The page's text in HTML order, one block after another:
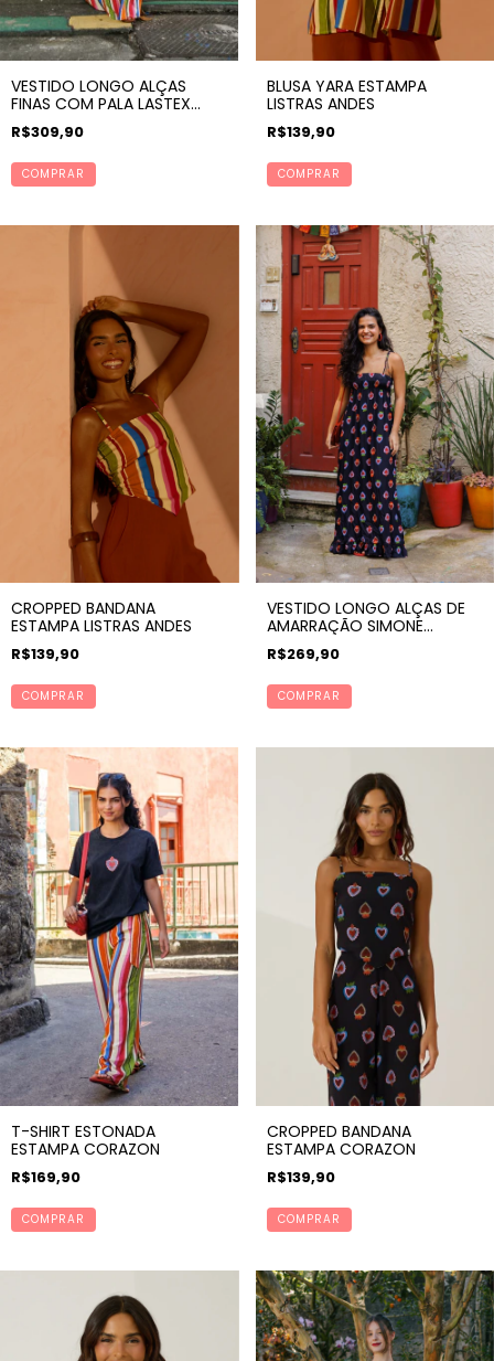
VESTIDO LONGO ALÇAS
FINAS COM PALA LASTEX
ESTAMPA LISTRAS ANDES
R$309,90
COMPRAR
BLUSA YARA ESTAMPA
LISTRAS ANDES
R$139,90
COMPRAR
CROPPED BANDANA
ESTAMPA LISTRAS ANDES
R$139,90
COMPRAR
VESTIDO LONGO ALÇAS DE
AMARRAÇÃO SIMONE
ESTAMPA CORAZON
R$269,90
COMPRAR
T-SHIRT ESTONADA
ESTAMPA CORAZON
R$169,90
COMPRAR
CROPPED BANDANA
ESTAMPA CORAZON
R$139,90
COMPRAR